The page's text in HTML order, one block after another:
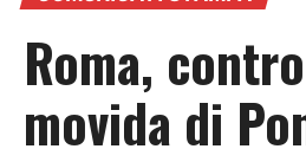
Roma,
movida di